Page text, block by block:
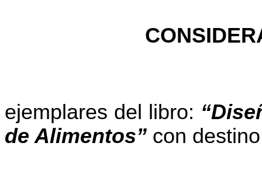
ejemplares del libro:
de Alimentos” con